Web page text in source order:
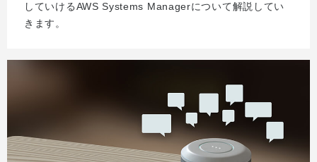
していけるAWS Systems Managerについて解説してい
きます。